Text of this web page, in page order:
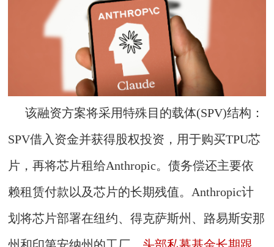
该融资方案将采用特殊目的载体(SPV)结构：
SPV借入资金并获得股权投资，用于购买TPU芯
片，再将芯片租给Anthropic。债务偿还主要依
赖租赁付款以及芯片的长期残值。Anthropic计
划将芯片部署在纽约、得克萨斯州、路易斯安那
州和印第安纳州的工厂。 头部私募基金长期跟